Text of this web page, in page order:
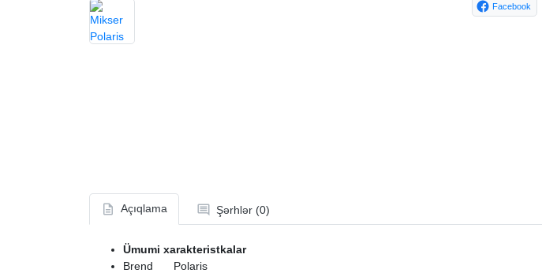
Facebook
Açıqlama Şərhlər (0)
Ümumi xarakteristkalar
Brend
Polaris